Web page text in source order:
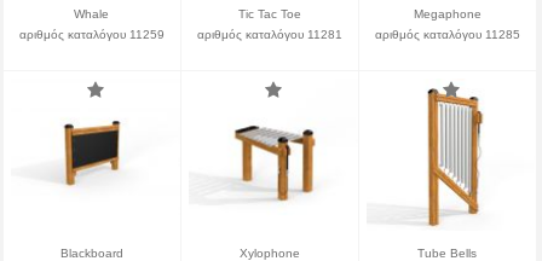
Whale
αριθμός καταλόγου 11259
Tic Tac Toe
αριθμός καταλόγου 11281
Megaphone
αριθμός καταλόγου 11285
Blackboard
Xylophone
Tube Bells